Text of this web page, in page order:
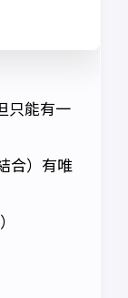
只能有一
合）有唯